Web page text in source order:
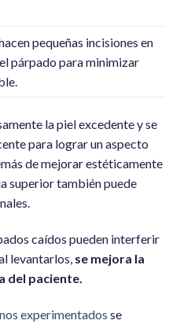
pequeñas incisiones en
párpado para minimizar
la piel excedente y se
para lograr un aspecto
de mejorar estéticamente
superior también puede
caídos pueden interferir
levantarlos, se mejora la
del paciente.
experimentados se